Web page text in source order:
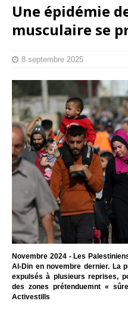
Une épidémie
musculaire se
8 septembre 2025
Novembre 2024 - Les
Al-Din en novembre dernier. La
expulsés à plusieurs reprises,
des zones prétenduemnt «
Activestills